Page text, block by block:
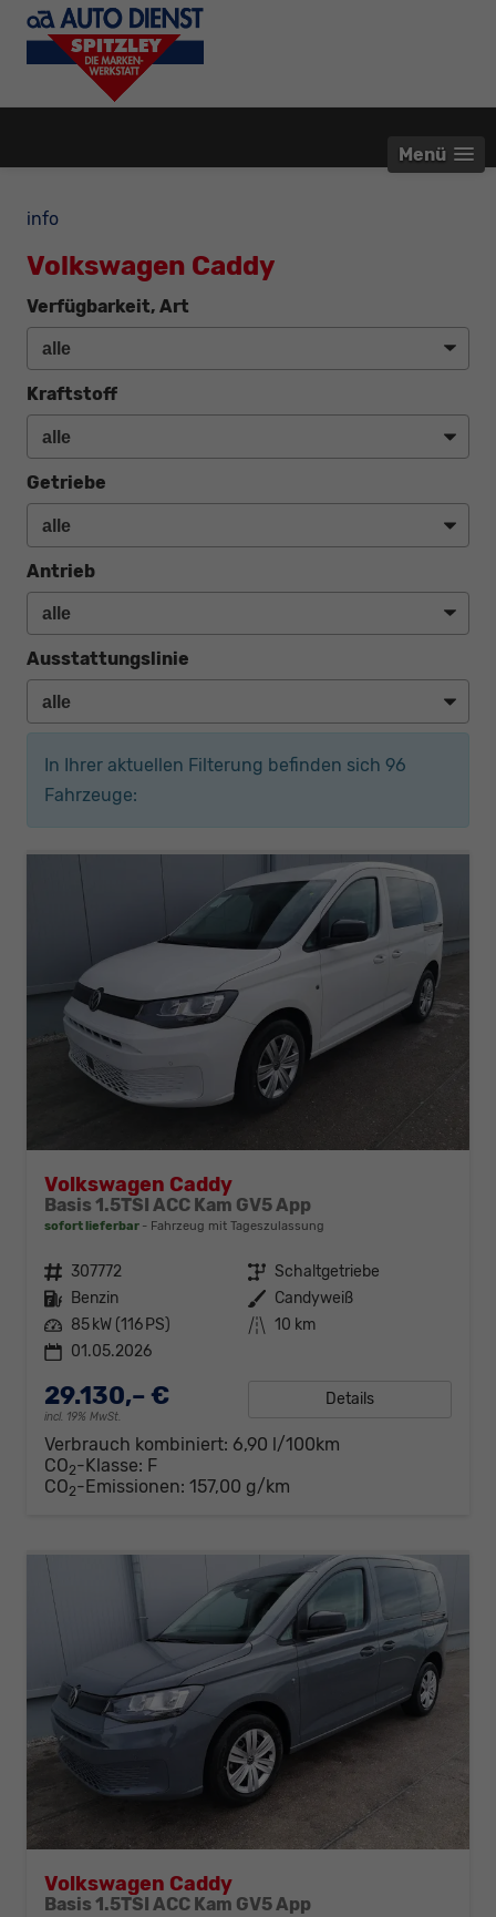
Menü
info
Volkswagen Caddy
Verfügbarkeit, Art
Kraftstoff
Getriebe
Antrieb
Ausstattungslinie
In Ihrer aktuellen Filterung befinden sich 96
Fahrzeuge:
Volkswagen Caddy
Basis 1.5TSI ACC Kam GV5 App
sofort lieferbar Fahrzeug mit Tageszulassung
Fahrzeugnr. 307772 Getriebe Schaltgetriebe
Kraftstoff Benzin Außenfarbe Candyweiß
Leistung 85 kW (116 PS) Kilometerstand 10 km
01.05.2026
29.130,– €
incl. 19% MwSt.
Details
Verbrauch kombiniert: 6,90 l/100km
CO2-Klasse: F
CO2-Emissionen: 157,00 g/km
Volkswagen Caddy
Basis 1.5TSI ACC Kam GV5 App